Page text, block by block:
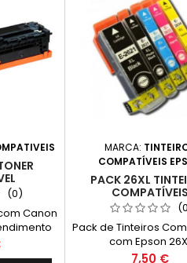
(0)
Canon
*(Em
até 5% de
MARCA:
COMPATÍVEIS
PACK 26XL
COMPATÍVEIS
Pack de Tinteiros
com Epson
Preço
7,50 €